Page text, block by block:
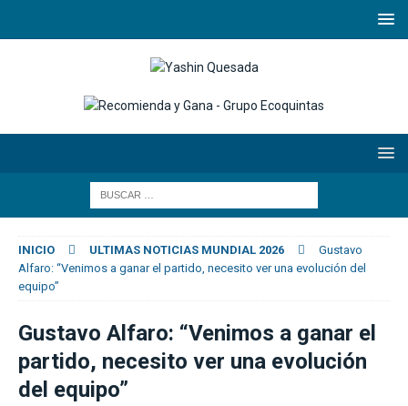
INICIO ULTIMAS NOTICIAS MUNDIAL 2026
Gustavo
Alfaro: “Venimos a ganar el partido, necesito ver una evolución del
equipo”
Gustavo Alfaro: “Venimos a ganar el
partido, necesito ver una evolución
del equipo”